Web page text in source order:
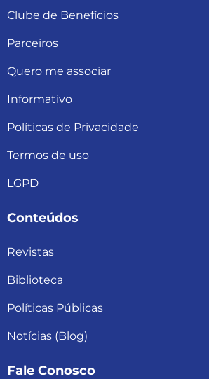
Clube de Benefícios
Parceiros
Quero me associar
Informativo
Políticas de Privacidade
Termos de uso
LGPD
Conteúdos
Revistas
Biblioteca
Políticas Públicas
Notícias (Blog)
Fale Conosco